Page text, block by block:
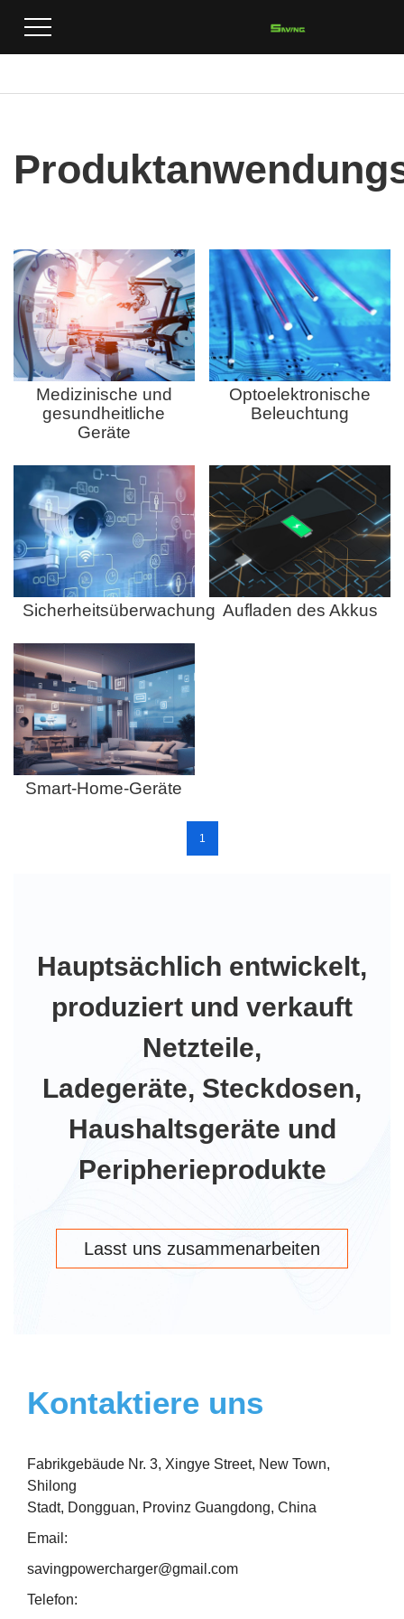
Medizinische und
gesundheitliche
Geräte
Optoelektronische
Beleuchtung
Sicherheitsüberwachung Aufladen des Akkus
Smart-Home-Geräte
1
Hauptsächlich entwickelt,
produziert und verkauft
Netzteile,
Ladegeräte, Steckdosen,
Haushaltsgeräte und
Peripherieprodukte
Lasst uns zusammenarbeiten
Kontaktiere uns
Fabrikgebäude Nr. 3, Xingye Street, New Town,
Shilong
Stadt, Dongguan, Provinz Guangdong, China
Email:
savingpowercharger@gmail.com
Telefon: